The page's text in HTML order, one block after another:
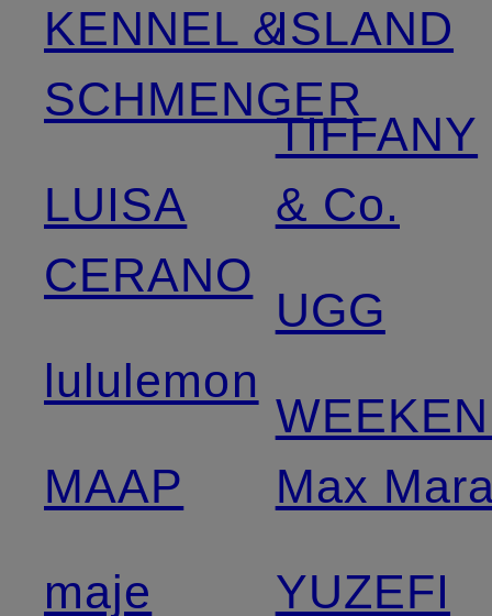
KENNEL &
SCHMENGER
LUISA
CERANO
lululemon
MAAP
maje
ISLAND
TIFFANY
& Co.
UGG
Max
YUZEFI